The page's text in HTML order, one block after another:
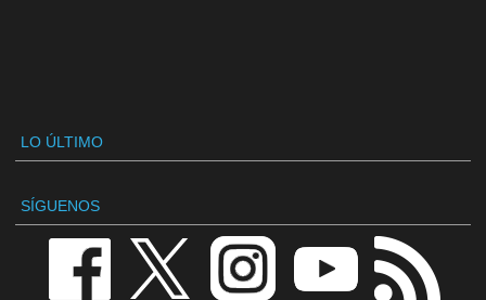
LO ÚLTIMO
SÍGUENOS